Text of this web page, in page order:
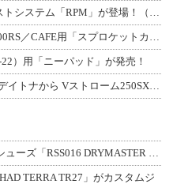
RPM から ホンダ GROM用エキゾーストシステム「RPM」が登場！（動画あり
カスタムスプロケットを見せる、Z900RS／CAFE用「スプロケットカバーフルキ
）用「ニーパッド」が発売！
ゲル素材入りで快適＆足つき向上！ デイトナから Vストローム250SX用「快適ロ
アールエスタイチの新ライディングシューズ「RSS016 DRYMASTER スト
TERRA TR27」がカスタムジ